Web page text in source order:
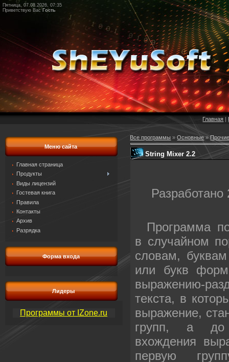
Пятница, 07.08.2026, 07:35
Приветствую Вас Гость
Главная |
Меню сайта
Главная страница
Продукты
Виды лицензий
Гостевая книга
Правила
Контакты
Архив
Разрядка
Форма входа
Лидеры
Программы от IZone.ru
Все программы »Основные»
String Mixer 2.2
Программа
в случайном
словам,
или букв
выражению-
текста, в
выражение,
групп, а до
вхождения
первую